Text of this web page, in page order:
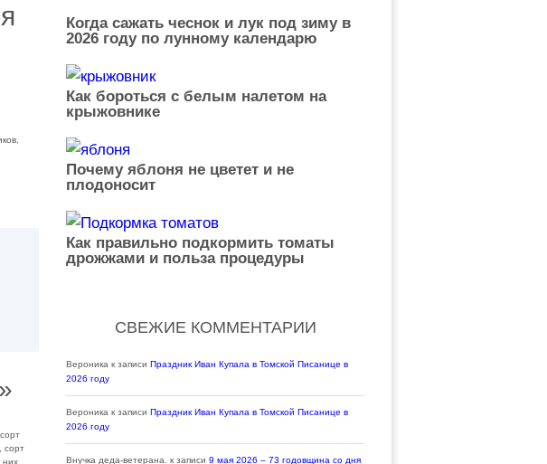
сорт
них
Когда сажать чеснок и лук под зиму в
2026 году по лунному календарю
Как бороться с белым налетом на
крыжовнике
Почему яблоня не цветет и не
плодоносит
Как правильно подкормить томаты
дрожжами и польза процедуры
СВЕЖИЕ КОММЕНТАРИИ
Вероника к записи Праздник Иван Купала в Томской Писанице в
2026 году
Вероника к записи Праздник Иван Купала в Томской Писанице в
2026 году
Внучка деда-ветерана. к записи 9 мая 2026 – 73 годовщина со дня